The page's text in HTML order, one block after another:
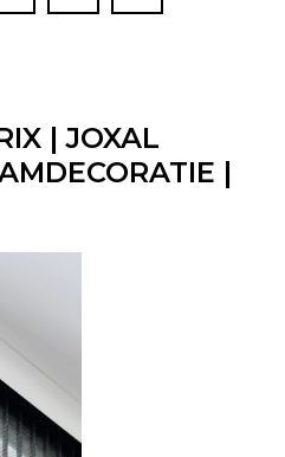
| JOXAL
|